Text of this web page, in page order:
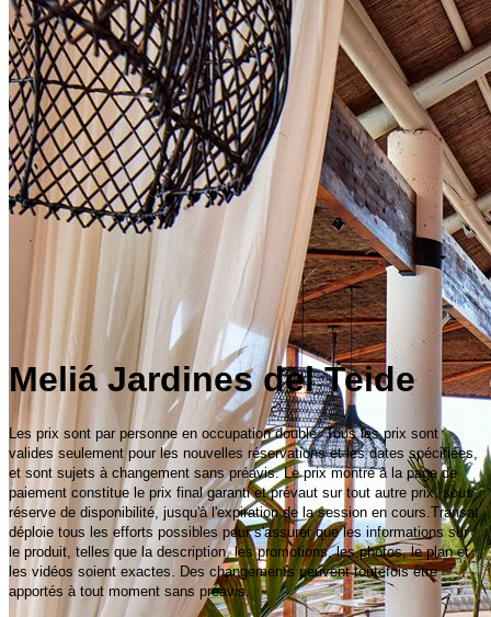
Meliá Jardines del Teide
Les prix sont par personne en occupation double. Tous les prix sont
valides seulement pour les nouvelles réservations et les dates spécifiées,
et sont sujets à changement sans préavis. Le prix montré à la page de
paiement constitue le prix final garanti et prévaut sur tout autre prix, sous
réserve de disponibilité, jusqu'à l'expiration de la session en cours.Transat
déploie tous les efforts possibles pour s'assurer que les informations sur
le produit, telles que la description, les promotions, les photos, le plan et
les vidéos soient exactes. Des changements peuvent toutefois être
apportés à tout moment sans préavis.